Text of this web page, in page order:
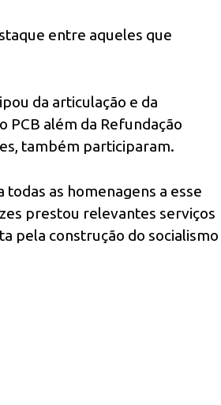
entre aqueles que
da articulação e da
PCB além da Refundação
também participaram.
as homenagens a esse
prestou relevantes serviços
pela construção do socialismo